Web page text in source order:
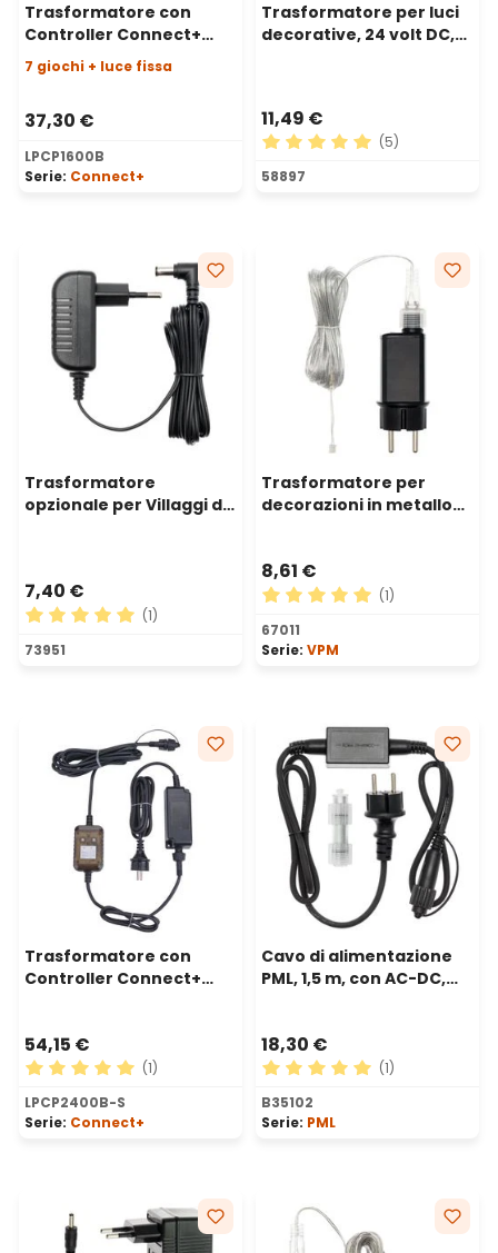
Trasformatore con
Controller Connect+
fino a 1600 led, 24 watt,
giochi di luce e luce
7 giochi + luce fissa
37,30 €
LPCP1600B
Serie: Connect+
Trasformatore per luci
decorative, 24 volt DC,
11,49 €
Valutazione media di 5 su
(5)
58897
Trasformatore
opzionale per Villaggi di
7,40 €
Valutazione media di 5 su 5 stelle
(1)
73951
Trasformatore per
decorazioni in metallo
8,61 €
Valutazione media di 5 su
(1)
67011
Serie: VPM
Trasformatore con
Controller Connect+
54,15 €
Valutazione media di 5 su 5 stelle
(1)
LPCP2400B-S
Serie: Connect+
Cavo di alimentazione
PML, 1,5 m, con AC-DC,
18,30 €
Valutazione media di 5 su
(1)
B35102
Serie: PML